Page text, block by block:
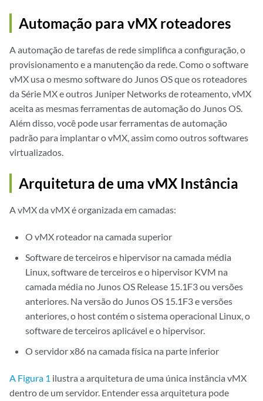
Automação para vMX roteadores
A automação de tarefas de rede simplifica a configuração, o
provisionamento e a manutenção da rede. Como o software
vMX usa o mesmo software do Junos OS que os roteadores
da Série MX e outros Juniper Networks de roteamento, vMX
aceita as mesmas ferramentas de automação do Junos OS.
Além disso, você pode usar ferramentas de automação
padrão para implantar o vMX, assim como outros softwares
virtualizados.
Arquitetura de uma vMX Instância
A vMX da vMX é organizada em camadas:
O vMX roteador na camada superior
Software de terceiros e hipervisor na camada média
Linux, software de terceiros e o hipervisor KVM na
camada média no Junos OS Release 15.1F3 ou versões
anteriores. Na versão do Junos OS 15.1F3 e versões
anteriores, o host contém o sistema operacional Linux, o
software de terceiros aplicável e o hipervisor.
O servidor x86 na camada física na parte inferior
A Figura 1 ilustra a arquitetura de uma única instância vMX
dentro de um servidor. Entender essa arquitetura pode